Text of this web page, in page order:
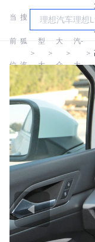
当
前
位
置:
搜
狐
汽
车
＞
车
型
大
＞
大
众
＞
一
汽-
大
众
＞